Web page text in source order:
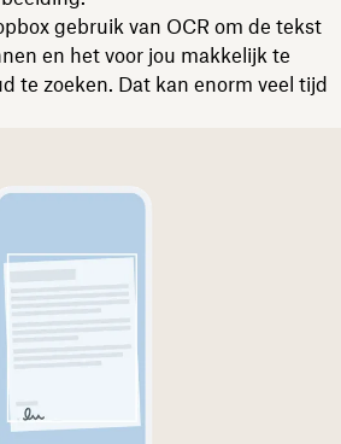
gebruik van OCR om de tekst
en het voor jou makkelijk te
te zoeken. Dat kan enorm veel tijd